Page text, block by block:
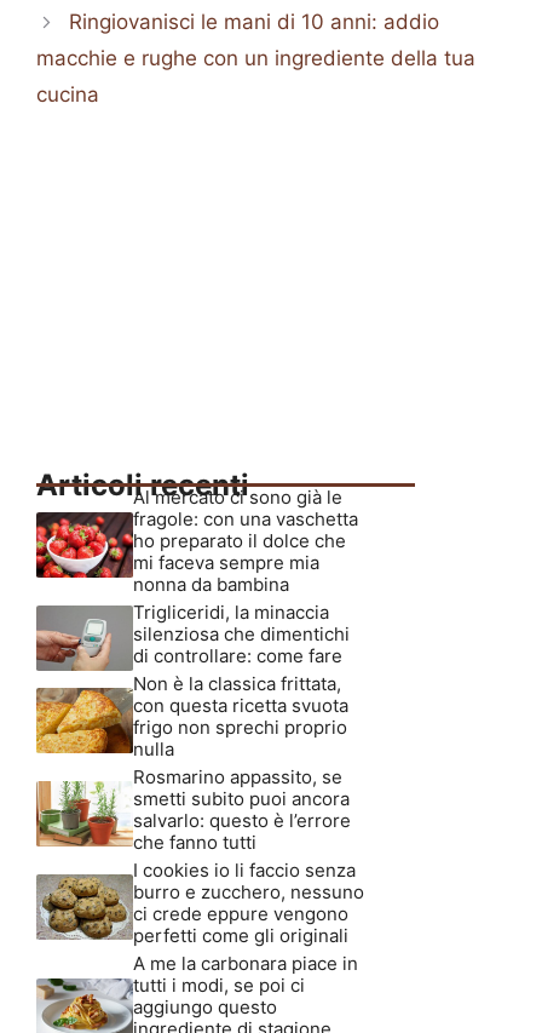
Ringiovanisci le mani di 10 anni: addio
macchie e rughe con un ingrediente della tua
cucina
Articoli recenti
Al mercato ci sono già le
fragole: con una vaschetta
ho preparato il dolce che
mi faceva sempre mia
nonna da bambina
Trigliceridi, la minaccia
silenziosa che dimentichi
di controllare: come fare
Non è la classica frittata,
con questa ricetta svuota
frigo non sprechi proprio
nulla
Rosmarino appassito, se
smetti subito puoi ancora
salvarlo: questo è l’errore
che fanno tutti
I cookies io li faccio senza
burro e zucchero, nessuno
ci crede eppure vengono
perfetti come gli originali
A me la carbonara piace in
tutti i modi, se poi ci
aggiungo questo